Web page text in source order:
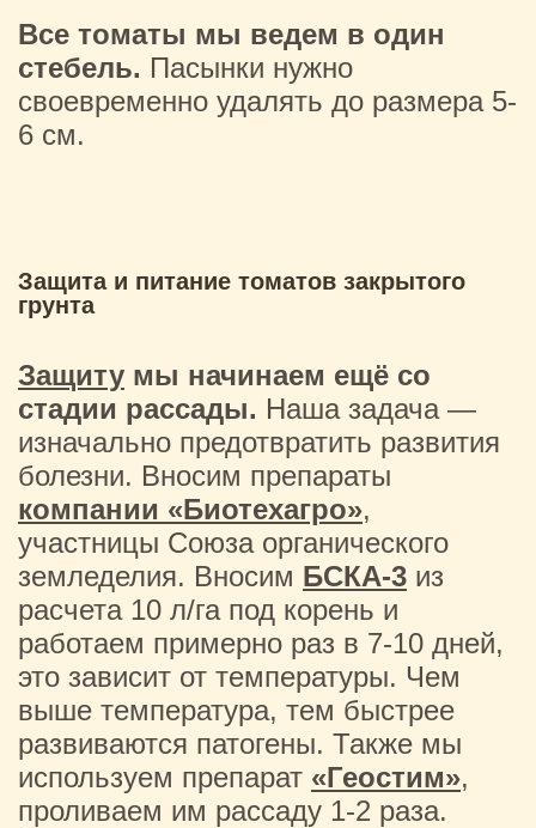
Все томаты мы ведем в один
стебель. Пасынки нужно
своевременно удалять до размера 5-
6 см.
Защита и питание томатов закрытого
грунта
Защиту мы начинаем ещё со
стадии рассады. Наша задача —
изначально предотвратить развития
болезни. Вносим препараты
компании «Биотехагро»,
участницы Союза органического
земледелия. Вносим БСКА-3 из
расчета 10 л/га под корень и
работаем примерно раз в 7-10 дней,
это зависит от температуры. Чем
выше температура, тем быстрее
развиваются патогены. Также мы
используем препарат «Геостим»,
проливаем им рассаду 1-2 раза.